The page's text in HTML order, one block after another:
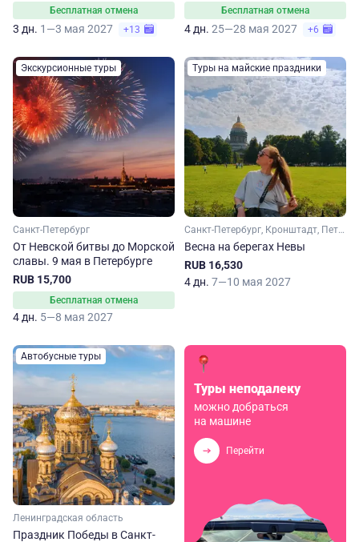
Бесплатная отмена
3 дн. 1—3 мая 2027 +13
Бесплатная отмена
4 дн. 25—28 мая 2027 +6
Экскурсионные туры
Санкт-Петербург
От Невской битвы до Морской
славы. 9 мая в Петербурге
RUB 15,700
Бесплатная отмена
4 дн. 5—8 мая 2027
Туры на майские праздники
Санкт-Петербург, Кронштадт, Петергоф
Весна на берегах Невы
RUB 16,530
4 дн. 7—10 мая 2027
Автобусные туры
Ленинградская область
Праздник Победы в Санкт-
Туры неподалеку
можно добраться
на машине
Перейти